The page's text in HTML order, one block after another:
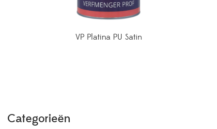
VP Platina PU Satin
Categorieën